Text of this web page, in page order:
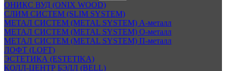
ОНИКС ВУД (ONIX WOOD)
СЛИМ СИСТЕМ (SLIM SYSTEM)
МЕТАЛ СИСТЕМ (METAL SYSTEM) А-металл
МЕТАЛ СИСТЕМ (METAL SYSTEM) О-металл
МЕТАЛ СИСТЕМ (METAL SYSTEM) П-металл
ЛОФТ (LOFT)
ЭСТЕТИКА (ESTETIKA)
КОЛЛ-ЦЕНТР БЭЛЛ (BELL)